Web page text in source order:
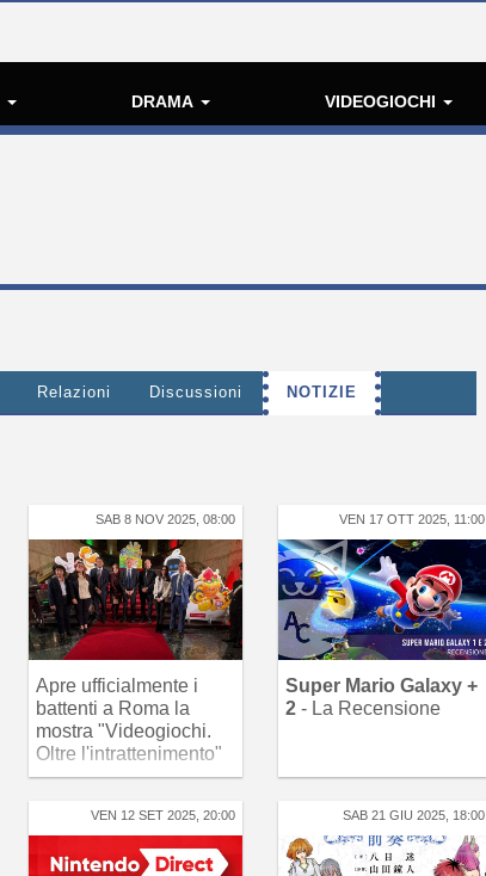
DRAMA VIDEOGIOCHI
Relazioni Discussioni NOTIZIE
SAB 8 NOV 2025, 08:00
Apre ufficialmente i
battenti a Roma la
mostra "Videogiochi.
Oltre l'intrattenimento"
VEN 17 OTT 2025, 11:00
Super Mario Galaxy +
2 - La Recensione
VEN 12 SET 2025, 20:00 SAB 21 GIU 2025, 18:00